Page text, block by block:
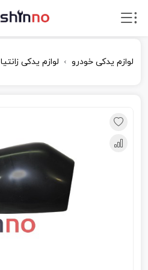
لوازم یدکی خودرو لوازم یدکی زانتیا